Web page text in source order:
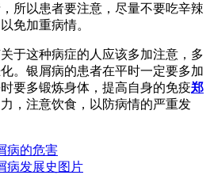
所以患者要注意，尽量不要吃辛辣
免加重病情。
于这种病症的人应该多加注意，多
。银屑病的患者在平时一定要多加
要多锻炼身体，提高自身的免疫郑
，注意饮食，以防病情的严重发
病的危害
病发展史图片